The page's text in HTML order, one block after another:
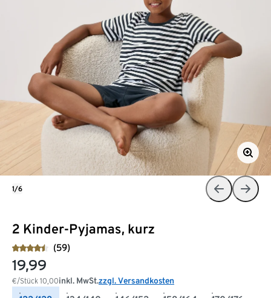
2 Kinder-Pyjamas, kurz
(59)
19,99
€/Stück 10,00inkl. MwSt.zzgl. Versandkosten
1/6